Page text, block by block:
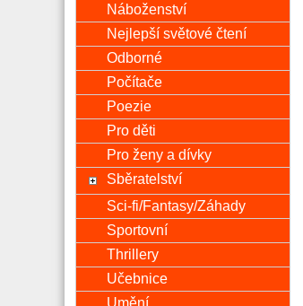
Náboženství
Nejlepší světové čtení
Odborné
Počítače
Poezie
Pro děti
Pro ženy a dívky
Sběratelství
Sci-fi/Fantasy/Záhady
Sportovní
Thrillery
Učebnice
Umění